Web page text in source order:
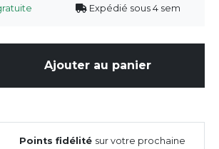
Expédié sous 4 sem
Ajouter au panier
Points fidélité sur votre prochaine